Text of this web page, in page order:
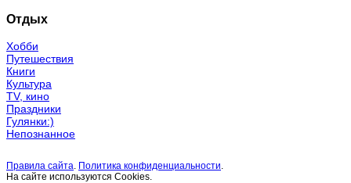
Отдых
Хобби
Путешествия
Книги
Культура
TV, кино
Праздники
Гулянки:)
Непознанное
Правила сайта Политика конфиденциальности
На сайте используются Cookies.